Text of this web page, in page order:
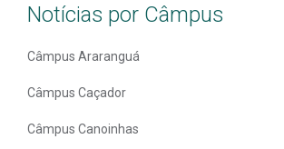
Notícias por Câmpus
Câmpus Araranguá
Câmpus Caçador
Câmpus Canoinhas